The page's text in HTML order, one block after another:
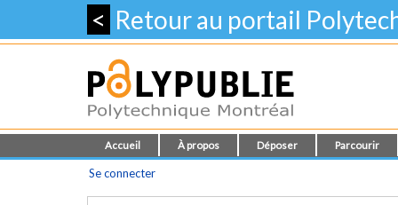
< Retour au portail
Accueil À propos Déposer Parcourir
Se connecter